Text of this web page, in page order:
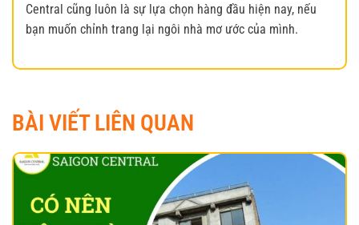
Central cũng luôn là sự lựa chọn hàng đầu hiện nay, nếu
bạn muốn chỉnh trang lại ngôi nhà mơ ước của mình.
BÀI VIẾT LIÊN QUAN